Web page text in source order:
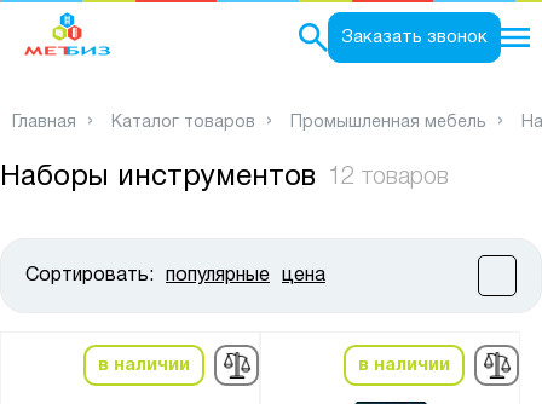
Заказать звонок
Главная Каталог товаров Промышленная мебель
Наборы инструментов 12 товаров
Сортировать: популярные цена
в наличии в наличии